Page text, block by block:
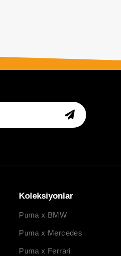
Koleksiyonlar
Puma x BMW
Puma x Mercedes
Puma x Ferrari